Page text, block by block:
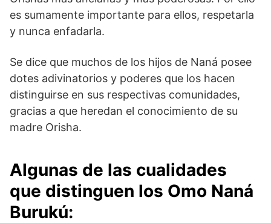
es sumamente importante para ellos, respetarla
y nunca enfadarla.
Se dice que muchos de los hijos de Naná posee
dotes adivinatorios y poderes que los hacen
distinguirse en sus respectivas comunidades,
gracias a que heredan el conocimiento de su
madre Orisha.
Algunas de las cualidades
que distinguen los Omo Naná
Burukú: